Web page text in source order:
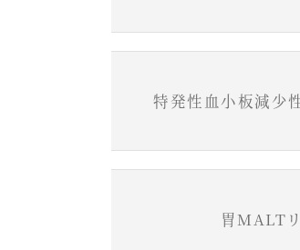
特発性血小板減少
胃MALT